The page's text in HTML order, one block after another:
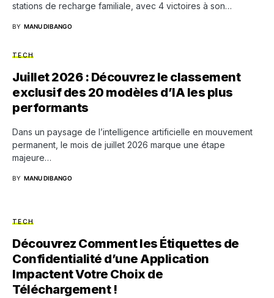
stations de recharge familiale, avec 4 victoires à son…
BY MANU DIBANGO
TECH
Juillet 2026 : Découvrez le classement
exclusif des 20 modèles d’IA les plus
performants
Dans un paysage de l’intelligence artificielle en mouvement
permanent, le mois de juillet 2026 marque une étape
majeure…
BY MANU DIBANGO
TECH
Découvrez Comment les Étiquettes de
Confidentialité d’une Application
Impactent Votre Choix de
Téléchargement !